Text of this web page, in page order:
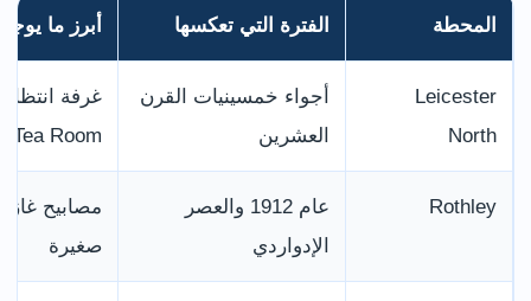
المحطة الفترة التي تعكسها أبرز ما
Leicester
North
أجواء خمسينيات القرن
العشرين
Tea Room
Rothley
عام 1912 والعصر
الإدواردي
مصابيح
صغيرة